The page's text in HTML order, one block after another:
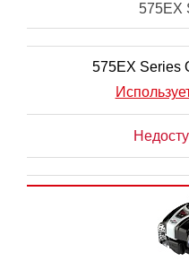
575EX
575EX Series